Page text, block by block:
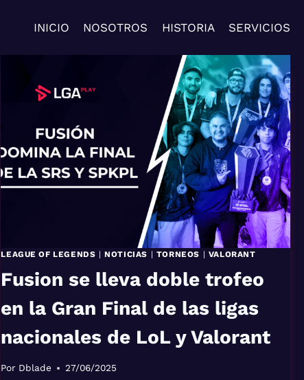
INICIO NOSOTROS HISTORIA SERVICIOS
LEAGUE OF LEGENDS |NOTICIAS | TORNEOS | VALORANT
Fusion se lleva doble trofeo
en la Gran Final de las ligas
nacionales de LoL y Valorant
Por Dblade 27/06/2025